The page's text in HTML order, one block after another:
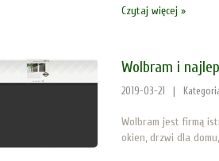
Czytaj więcej »
Wolbram i
2019-03-21
Wolbram jest firmą
okien, drzwi dla